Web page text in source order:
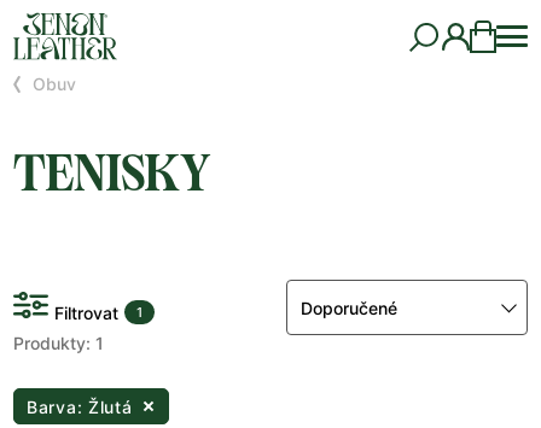
Obuv
TENISKY
Filtrovat 1
Produkty: 1
Doporučené
Barva: Žlutá